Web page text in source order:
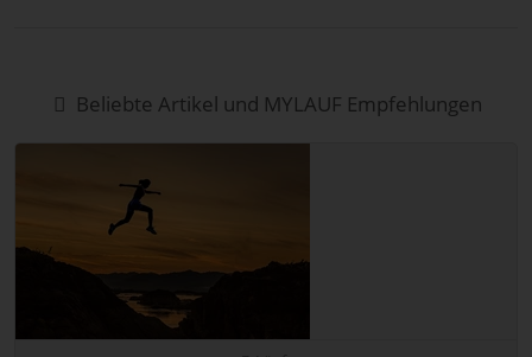
Beliebte Artikel und MYLAUF Empfehlungen